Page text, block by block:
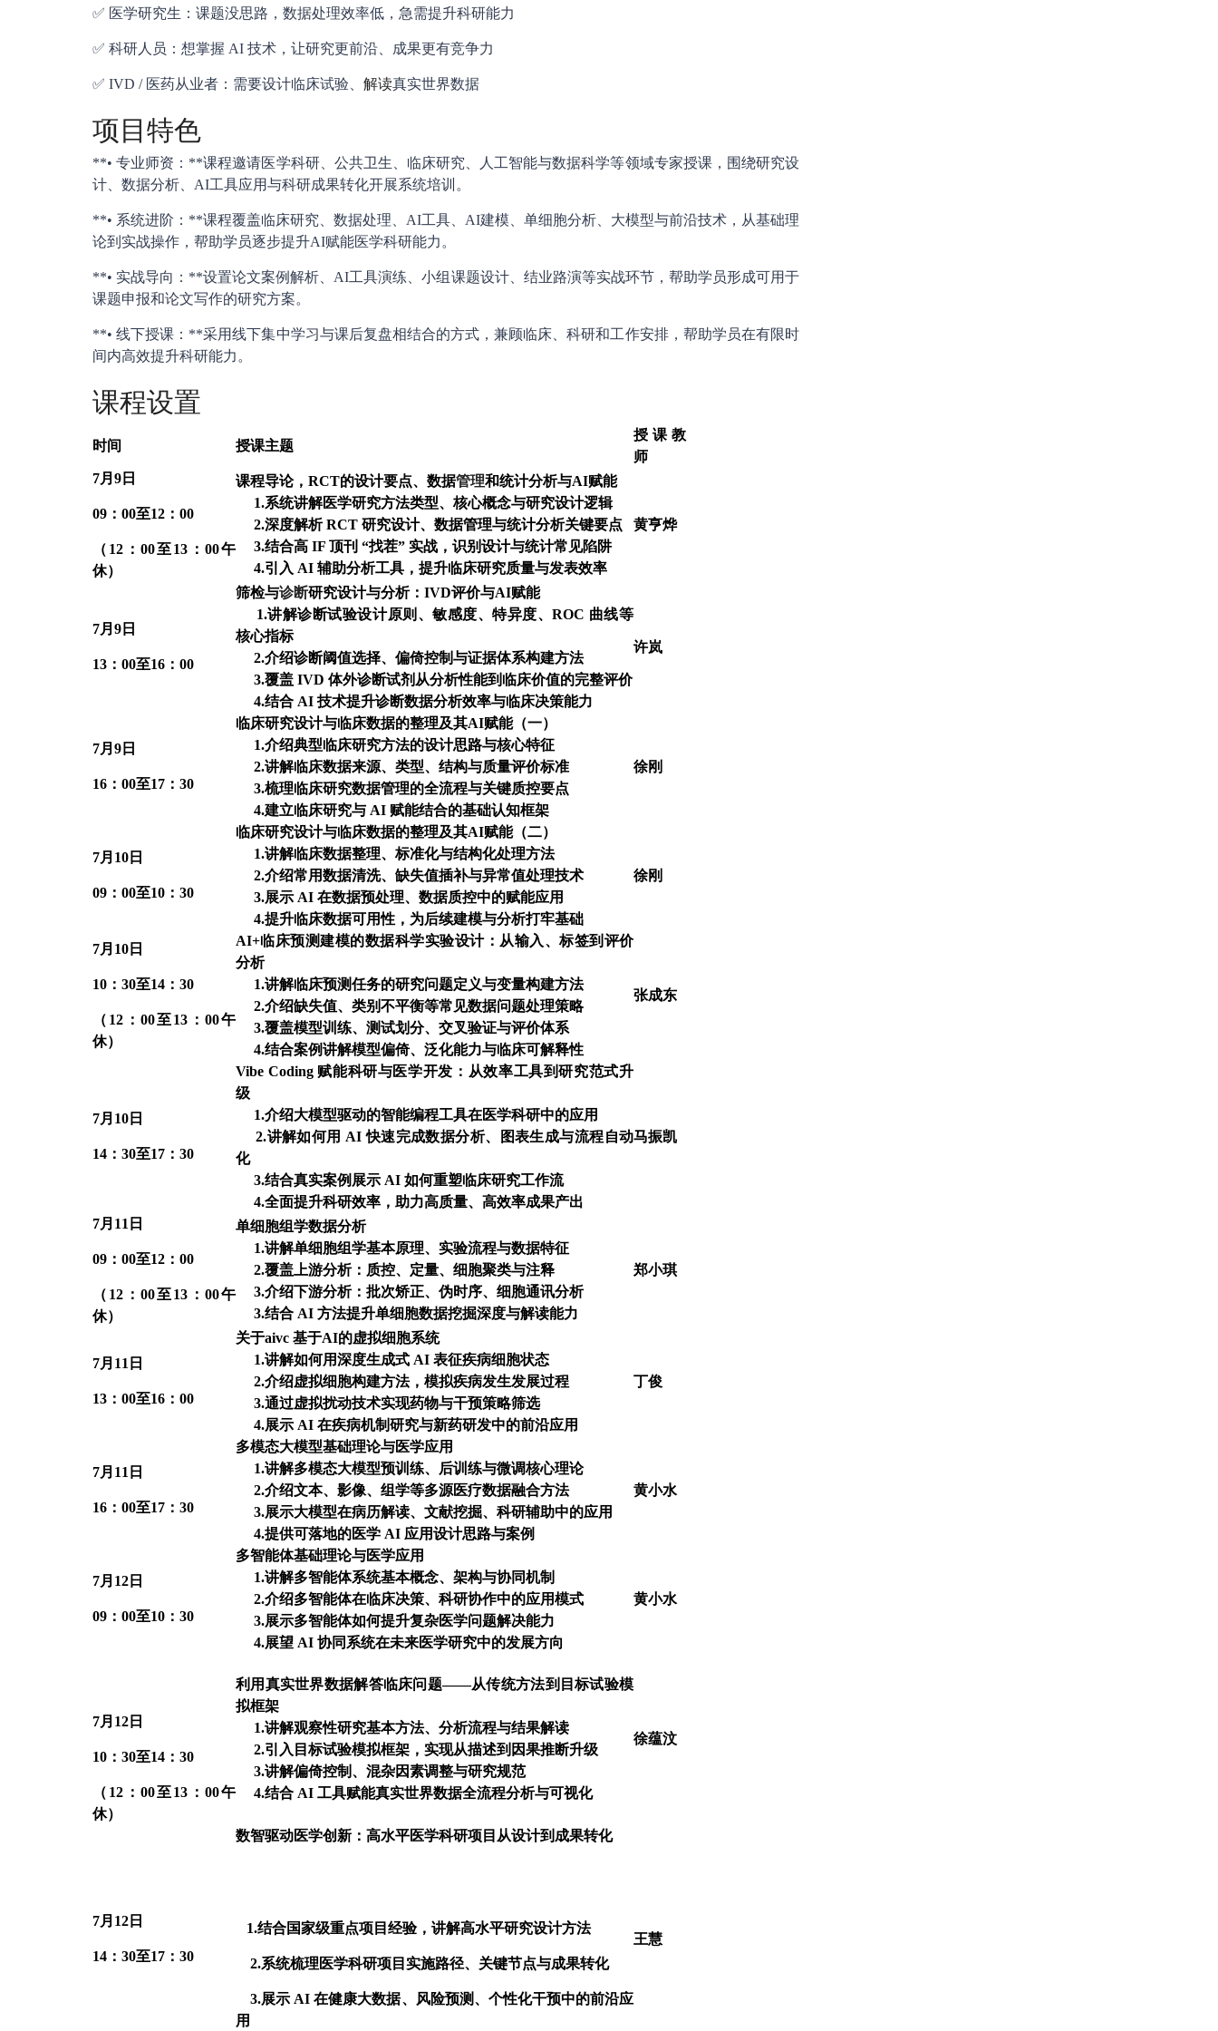
✅ 医学研究生：课题没思路，数据处理效率低，急需提升科研能力
✅ 科研人员：想掌握 AI 技术，让研究更前沿、成果更有竞争力
✅ IVD / 医药从业者：需要设计临床试验、 解读真实世界数据
项目特色
**• 专业师资：**课程邀请医学科研、公共卫生、临床研究、人工智能与数据科学等领域专家授课，围绕研究设
计、数据分析、AI工具应用与科研成果转化开展系统培训。
**• 系统进阶：**课程覆盖临床研究、数据处理、AI工具、AI建模、单细胞分析、大模型与前沿技术，从基础理
论到实战操作，帮助学员逐步提升AI赋能医学科研能力。
**• 实战导向：**设置论文案例解析、AI工具演练、小组课题设计、结业路演等实战环节，帮助学员形成可用于
课题申报和论文写作的研究方案。
**• 线下授课：**采用线下集中学习与课后复盘相结合的方式，兼顾临床、科研和工作安排，帮助学员在有限时
间内高效提升科研能力。
课程设置
时间 授课主题
授课教
师
7月9日
09 ：00至12：00
（12：00至13：00午
休）
课程导论，RCT的设计要点、数据管理和统计分析与AI赋能
1.系统讲解医学研究方法类型、核心概念与研究设计逻辑
2.深度解析 RCT 研究设计、数据管理与统计分析关键要点
3.结合高 IF 顶刊 “找茬” 实战，识别设计与统计常见陷阱
4.引入 AI 辅助分析工具，提升临床研究质量与发表效率
黄亨烨
7月9日
13 ：00至16：00
筛检与诊断研究设计与分析：IVD评价与AI赋能
1.讲解诊断试验设计原则、敏感度、特异度、ROC 曲线等
核心指标
2.介绍诊断阈值选择、偏倚控制与证据体系构建方法
3.覆盖 IVD 体外诊断试剂从分析性能到临床价值的完整评价
4.结合 AI 技术提升诊断数据分析效率与临床决策能力
许岚
7月9日
16 ：00至17：30
临床研究设计与临床数据的整理及其AI赋能（一）
1.介绍典型临床研究方法的设计思路与核心特征
2.讲解临床数据来源、类型、结构与质量评价标准
3.梳理临床研究数据管理的全流程与关键质控要点
4.建立临床研究与 AI 赋能结合的基础认知框架
徐刚
7月10日
09 ：00至10：30
临床研究设计与临床数据的整理及其AI赋能（二）
1.讲解临床数据整理、标准化与结构化处理方法
2.介绍常用数据清洗、缺失值插补与异常值处理技术
3.展示 AI 在数据预处理、数据质控中的赋能应用
4.提升临床数据可用性，为后续建模与分析打牢基础
徐刚
7月10日
10 ：30至14：30
（12：00至13：00午
休）
AI+临床预测建模的数据科学实验设计：从输入、标签到评价
分析
1.讲解临床预测任务的研究问题定义与变量构建方法
2.介绍缺失值、类别不平衡等常见数据问题处理策略
3.覆盖模型训练、测试划分、交叉验证与评价体系
4.结合案例讲解模型偏倚、泛化能力与临床可解释性
张成东
7月10日
14 ：30至17：30
Vibe Coding 赋能科研与医学开发：从效率工具到研究范式升
级
1.介绍大模型驱动的智能编程工具在医学科研中的应用
2.讲解如何用 AI 快速完成数据分析、图表生成与流程自动
化
3.结合真实案例展示 AI 如何重塑临床研究工作流
4.全面提升科研效率，助力高质量、高效率成果产出
马振凯
7月11日
09 ：00至12：00
（12：00至13：00午
休）
单细胞组学数据分析
1.讲解单细胞组学基本原理、实验流程与数据特征
2.覆盖上游分析：质控、定量、细胞聚类与注释
3.介绍下游分析：批次矫正、伪时序、细胞通讯分析
3.结合 AI 方法提升单细胞数据挖掘深度与解读能力
郑小琪
7月11日
13 ：00至16：00
关于aivc 基于AI的虚拟细胞系统
1.讲解如何用深度生成式 AI 表征疾病细胞状态
2.介绍虚拟细胞构建方法，模拟疾病发生发展过程
3.通过虚拟扰动技术实现药物与干预策略筛选
4.展示 AI 在疾病机制研究与新药研发中的前沿应用
丁俊
7月11日
16 ：00至17：30
多模态大模型基础理论与医学应用
1.讲解多模态大模型预训练、后训练与微调核心理论
2.介绍文本、影像、组学等多源医疗数据融合方法
3.展示大模型在病历解读、文献挖掘、科研辅助中的应用
4.提供可落地的医学 AI 应用设计思路与案例
黄小水
7月12日
09 ：00至10：30
多智能体基础理论与医学应用
1.讲解多智能体系统基本概念、架构与协同机制
2.介绍多智能体在临床决策、科研协作中的应用模式
3.展示多智能体如何提升复杂医学问题解决能力
4.展望 AI 协同系统在未来医学研究中的发展方向
黄小水
7月12日
10 ：30至14：30
（12：00至13：00午
休）
利用真实世界数据解答临床问题——从传统方法到目标试验模
拟框架
1.讲解观察性研究基本方法、分析流程与结果解读
2.引入目标试验模拟框架，实现从描述到因果推断升级
3.讲解偏倚控制、混杂因素调整与研究规范
4.结合 AI 工具赋能真实世界数据全流程分析与可视化
徐蕴汶
7月12日
14 ：30至17：30
数智驱动医学创新：高水平医学科研项目从设计到成果转化
1.结合国家级重点项目经验，讲解高水平研究设计方法
2.系统梳理医学科研项目实施路径、关键节点与成果转化
3.展示 AI 在健康大数据、风险预测、个性化干预中的前沿应
用
王慧